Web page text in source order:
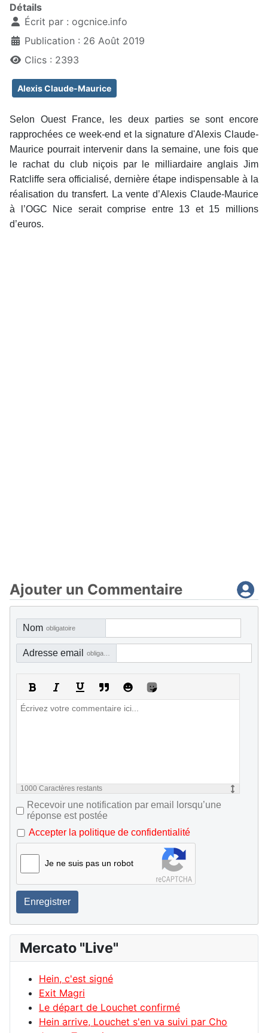
Détails
Écrit par : ogcnice.info
Publication : 26 Août 2019
Clics : 2393
Alexis Claude-Maurice
Selon Ouest France, les deux parties se sont encore
rapprochées ce week-end et la signature d'Alexis Claude-
Maurice pourrait intervenir dans la semaine, une fois que
le rachat du club niçois par le milliardaire anglais Jim
Ratcliffe sera officialisé, dernière étape indispensable à la
réalisation du transfert. La vente d’Alexis Claude-Maurice
à l’OGC Nice serait comprise entre 13 et 15 millions
d’euros.
Ajouter un Commentaire
Nom obligatoire
Adresse email
1000 Caractères restants
Recevoir une notification par email lorsqu’une
réponse est postée
Accepter la politique de confidentialité
Je ne suis pas un robot
Enregistrer
Mercato "Live"
Hein, c'est signé
Exit Magri
Le départ de Louchet confirmé
Hein arrive, Louchet s'en va suivi par Cho